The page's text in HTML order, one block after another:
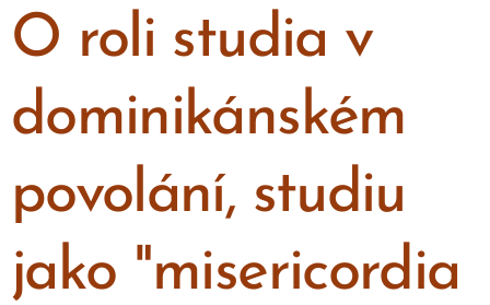
O roli studia v
dominikánském
povolání, studiu
jako "misericordia